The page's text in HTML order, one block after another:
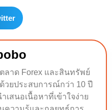
ลาด Forex และสินทรัพย์
วยประสบการณ์กว่า 10 ปี
เสนอเนื้อหาที่เข้าใจง่าย